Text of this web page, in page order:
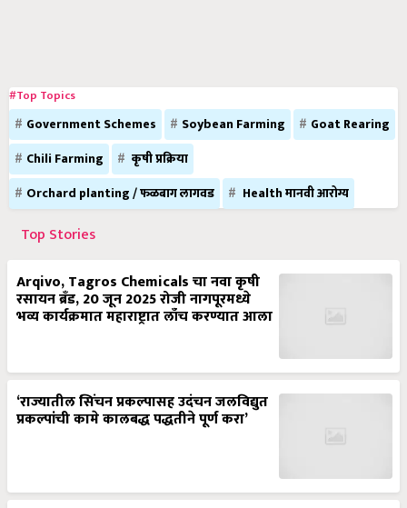
#Top Topics
Government Schemes Soybean Farming
Goat Rearing
Chili Farming
कृषी प्रक्रिया
Orchard planting / फळबाग लागवड
Health मानवी आरोग्य
Top Stories
Arqivo, Tagros Chemicals चा नवा कृषी
रसायन ब्रँड, 20 जून 2025 रोजी नागपूरमध्ये
भव्य कार्यक्रमात महाराष्ट्रात लाँच करण्यात आला
‘राज्यातील सिंचन प्रकल्पासह उदंचन जलविद्युत
प्रकल्पांची कामे कालबद्ध पद्धतीने पूर्ण करा’